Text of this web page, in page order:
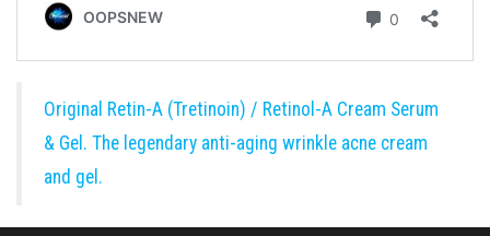
Original Retin-A (Tretinoin) / Retinol-A Cream Serum
& Gel. The legendary anti-aging wrinkle acne cream
and gel.